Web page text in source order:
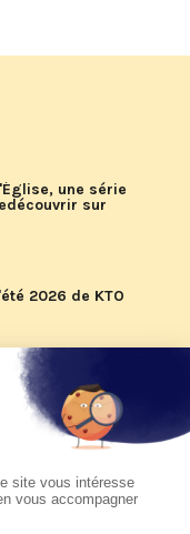
une série
sur
2026 de KTO
du pape Léon
sur KTO le
Argentine et